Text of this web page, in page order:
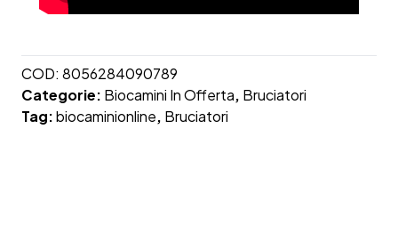
COD: 8056284090789
Categorie: Biocamini In Offerta, Bruciatori
Tag:biocaminionline, Bruciatori